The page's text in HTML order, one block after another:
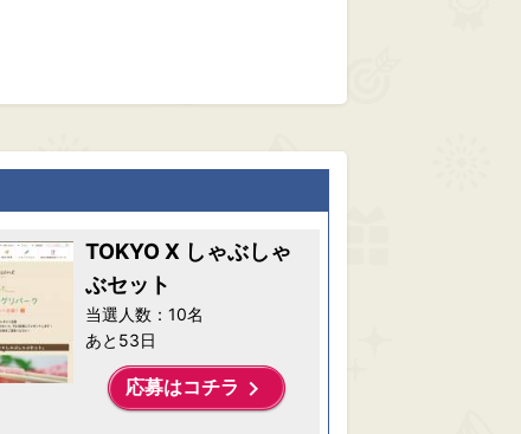
TOKYO X しゃぶしゃ
ぶセット
当選人数：10名
あと53日
応募はコチラ keyboard_arrow_right